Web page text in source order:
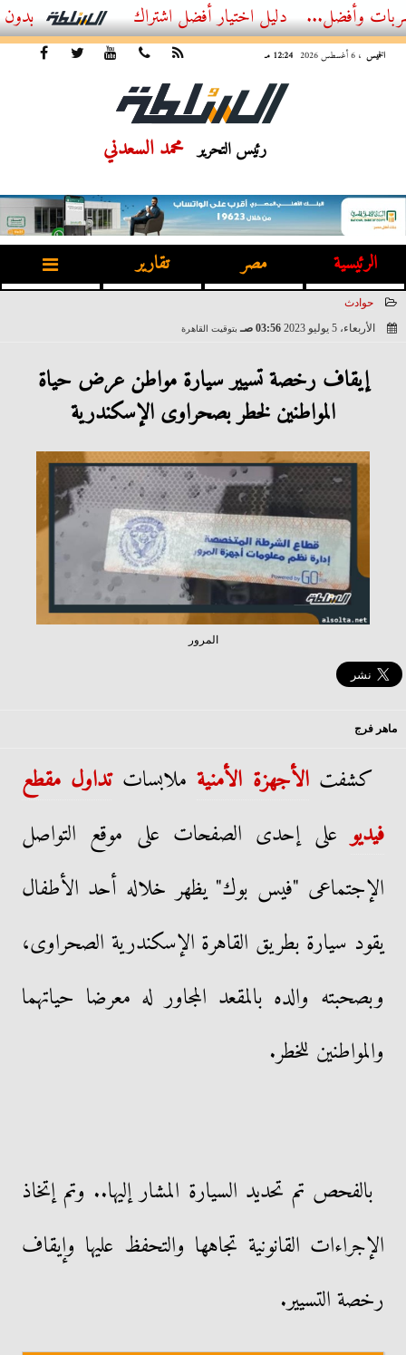
أفضل اشتراك IPTV بدون تقطيع 2026 – دليل المشاهد العصري
الخميس ، 6 أغسطس 2026 12:24 مـ
رئيس التحرير محمد السعدني
الرئيسية مصر تقارير
حوادث
الأربعاء، 5 يوليو 2023
03:56 صـ بتوقيت القاهرة
إيقاف رخصة تسيير سيارة مواطن عرض حياة
المواطنين لخطر بصحراوى الإسكندرية
المرور
ماهر فرج
كشفتالأجهزة الأمنيةملابساتتداول مقطع
فيديوعلى إحدى الصفحات على موقع التواصل
الإجتماعى "فيس بوك" يظهر خلاله أحد الأطفال
يقود سيارة بطريق القاهرة الإسكندرية الصحراوى،
وبصحبته والده بالمقعد المجاور له معرضا حياتهما
والمواطنين للخطر.
بالفحص تم تحديد السيارة المشار إليها.. وتم إتخاذ
الإجراءات القانونية تجاهها والتحفظ عليها وإيقاف
رخصة التسيير.